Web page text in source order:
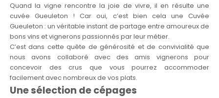
Quand la vigne rencontre la joie de vivre, il en résulte une
cuvée Gueuleton ! Car oui, c’est bien cela une Cuvée
Gueuleton : un véritable instant de partage entre amoureux de
bons vins et vignerons passionnés par leur métier.
C’est dans cette quête de générosité et de convivialité que
nous avons collaboré avec des amis vignerons pour
concevoir des crus que vous pourrez accommoder
facilement avec nombreux de vos plats.
Une sélection de cépages